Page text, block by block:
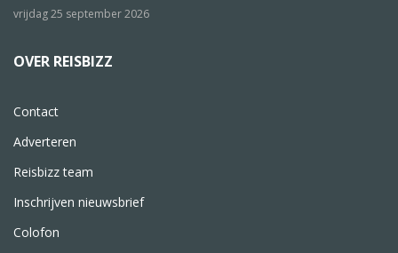
vrijdag 25 september 2026
OVER REISBIZZ
Contact
Adverteren
Reisbizz team
Inschrijven nieuwsbrief
Colofon